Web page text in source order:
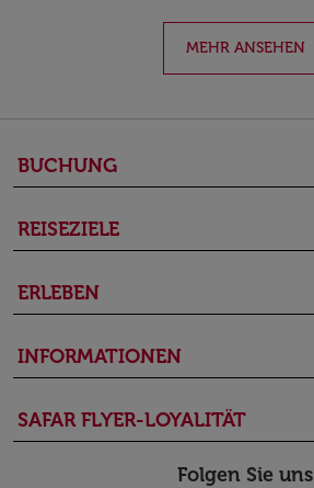
MEHR ANSEHEN
BUCHUNG
REISEZIELE
ERLEBEN
INFORMATIONEN
SAFAR FLYER-LOYALITÄT
Folgen Sie uns